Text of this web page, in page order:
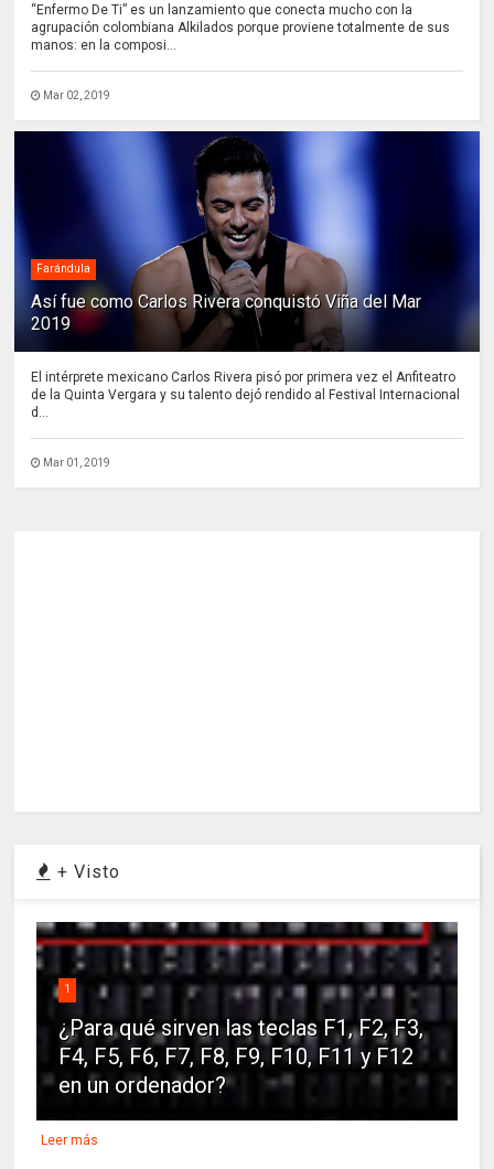
“Enfermo De Ti” es un lanzamiento que conecta mucho con la
agrupación colombiana Alkilados porque proviene totalmente de sus
manos: en la composi...
Mar 02, 2019
Farándula
Así fue como Carlos Rivera conquistó Viña del Mar
2019
El intérprete mexicano Carlos Rivera pisó por primera vez el Anfiteatro
de la Quinta Vergara y su talento dejó rendido al Festival Internacional
d...
Mar 01, 2019
+ Visto
1
¿Para qué sirven las teclas F1, F2, F3,
F4, F5, F6, F7, F8, F9, F10, F11 y F12
en un ordenador?
Leer más